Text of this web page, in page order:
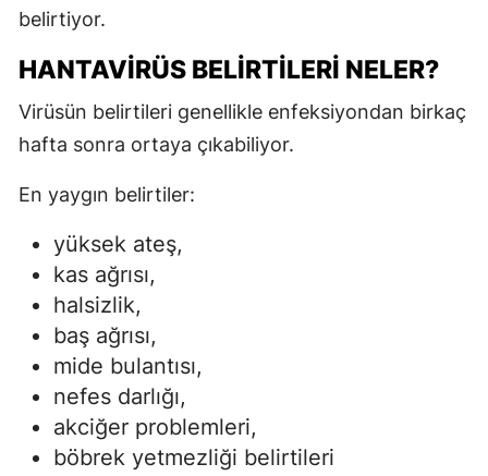
belirtiyor.
HANTAVIRÜS BELIRTILERI NELER?
Virüsün belirtileri genellikle enfeksiyondan birkaç
hafta sonra ortaya çıkabiliyor.
En yaygın belirtiler:
yüksek ateş,
kas ağrısı,
halsizlik,
baş ağrısı,
mide bulantısı,
nefes darlığı,
akciğer problemleri,
böbrek yetmezliği belirtileri